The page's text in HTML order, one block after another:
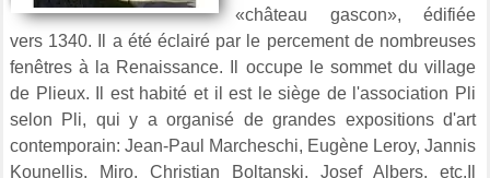
«château gascon», édifiée
vers 1340. Il a été éclairé par le percement de nombreuses
fenêtres à la Renaissance. Il occupe le sommet du village
de Plieux. Il est habité et il est le siège de l'association Pli
selon Pli, qui y a organisé de grandes expositions d'art
contemporain: Jean-Paul Marcheschi, Eugène Leroy, Jannis
Kounellis, Miro, Christian Boltanski, Josef Albers, etc.Il